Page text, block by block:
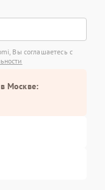
Вы соглашаетесь с
Москве: